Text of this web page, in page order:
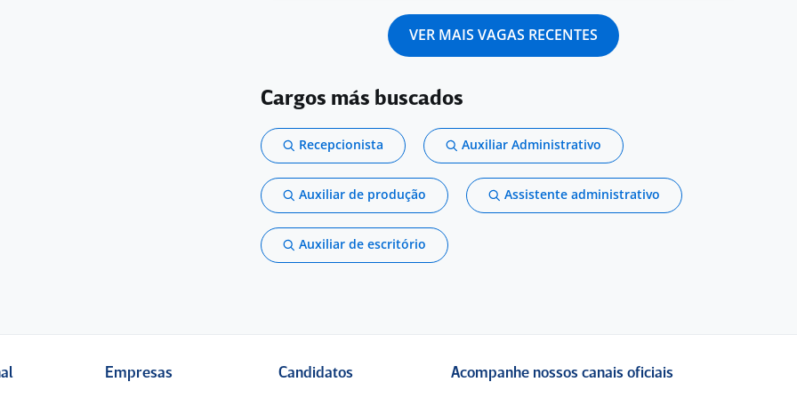
VER MAIS VAGAS RECENTES
Cargos más buscados
Recepcionista Auxiliar Administrativo
Auxiliar de produção Assistente administrativo
Auxiliar de escritório
Empresas Candidatos Acompanhe nossos canais oficiais